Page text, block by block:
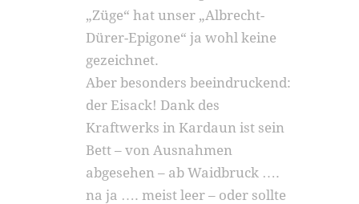
„Züge“ hat unser „Albrecht-
Dürer-Epigone“ ja wohl keine
gezeichnet.
Aber besonders beeindruckend:
der Eisack! Dank des
Kraftwerks in Kardaun ist sein
Bett – von Ausnahmen
abgesehen – ab Waidbruck ….
na ja …. meist leer – oder sollte